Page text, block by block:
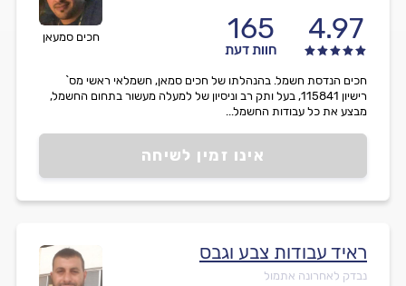
חכים סמעאן 4.97
165
חוות דעת
אינו זמין לשיחה
חכים הנדסת חשמל. בהנהלתו של חכים סמאן, חשמלאי ראשי מס`
רישיון 115841, בעל ותק רב וניסיון של למעלה מעשור בתחום החשמל,
מבצע את כל עבודות החשמל...
ראיד עבודות צבע וגבס
נבדק לאחרונה אתמול